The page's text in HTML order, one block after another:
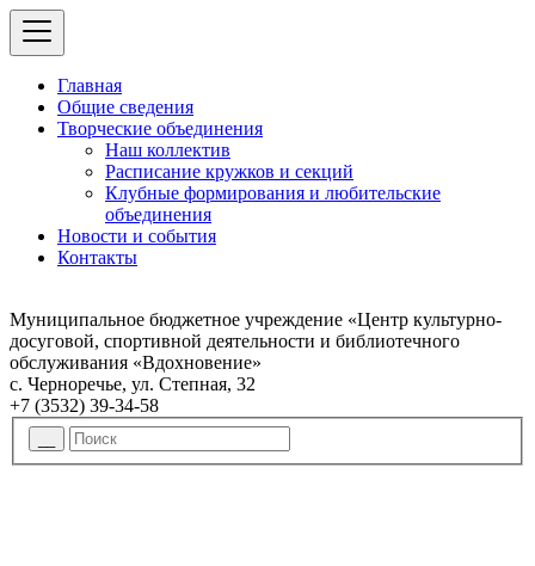
Главная
Общие сведения
Творческие объединения
Наш коллектив
Расписание кружков и секций
Клубные формирования и любительские
объединения
Новости и события
Контакты
Муниципальное бюджетное учреждение «Центр культурно-
досуговой, спортивной деятельности и библиотечного
обслуживания «Вдохновение»
с. Черноречье, ул. Степная, 32
+7 (3532) 39-34-58